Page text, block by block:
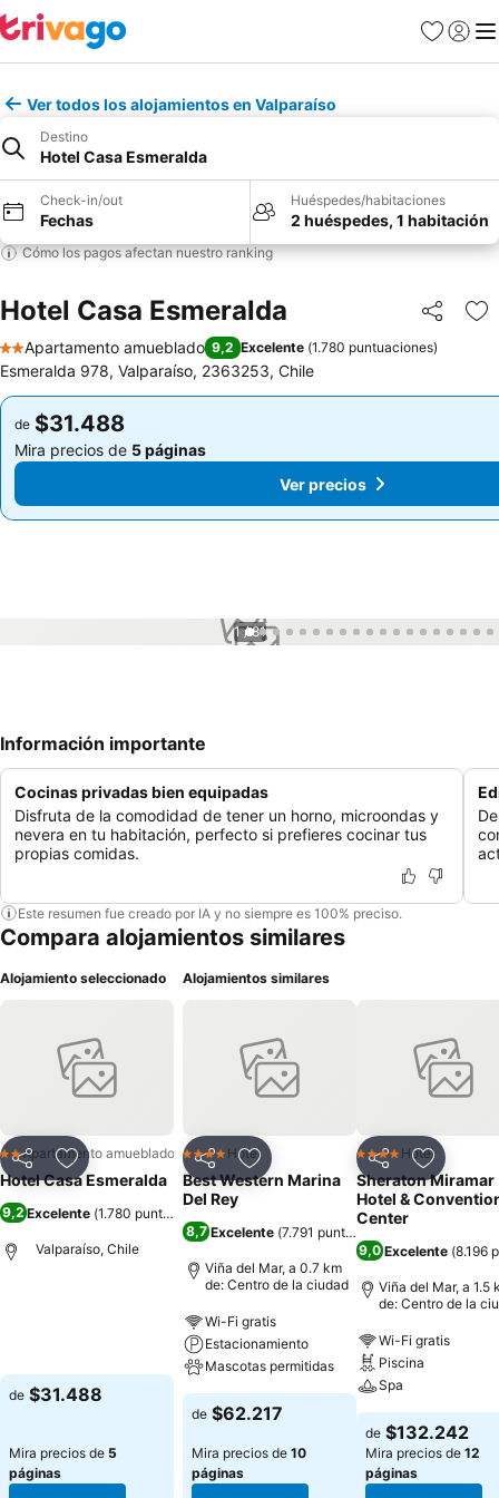
Favoritos
Iniciar
Ver todos los alojamientos en Valparaíso
Destino
Hotel Casa Esmeralda
Check-in/out
Fechas
Huéspedes/habitaciones
2 huéspedes, 1 habitación
Cómo los pagos afectan nuestro ranking
Hotel Casa Esmeralda Compartir
2 Estrellas
Apartamento amueblado 9,2 Excelente (1.780 puntuaciones)
Esmeralda 978, Valparaíso, 2363253, Chile
de $31.488
Mira precios de 5 páginas
Ver precios
de $31.488
Mira precios de 5 páginas
Ver precios
1 / 81
Información importante
Cocinas privadas bien equipadas
Disfruta de la comodidad de tener un horno, microondas y
nevera en tu habitación, perfecto si prefieres cocinar tus
propias comidas.
Este resumen fue creado por IA y no siempre es 100% preciso.
Compara alojamientos similares
Alojamiento seleccionado
CompartirAgregar a favoritos
2 Estrellas
Apartamento amueblado
Hotel Casa Esmeralda
9,2Excelente (1.780 puntuaciones
Valparaíso, Chile
de $31.488
Mira precios de 5
páginas
Alojamientos similares
CompartirAgregar a favoritos
4 EstrellasHotel
Best Western Marina
Del Rey
8,7 Excelente (7.791 puntuaciones
Viña del Mar, a 0.7 km
de: Centro de la ciudad
Wi-Fi gratis
Estacionamiento
Mascotas permitidas
de $62.217
Mira precios de 10
páginas
CompartirAgregar
4 EstrellasHotel
Sheraton Miramar
Hotel &
Center
9,0 Excelente (8.196
Viña del Mar, a 1.5
de: Centro de la
Wi-Fi gratis
Piscina
Spa
de $132.242
Mira precios de 12
páginas